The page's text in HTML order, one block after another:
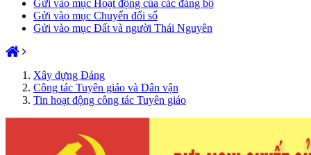
Gửi vào mục Hoạt động của các đảng bộ
Gửi vào mục Chuyển đổi số
Gửi vào mục Đất và người Thái Nguyên
Xây dựng Đảng
Công tác Tuyên giáo và Dân vận
Tin hoạt động công tác Tuyên giáo